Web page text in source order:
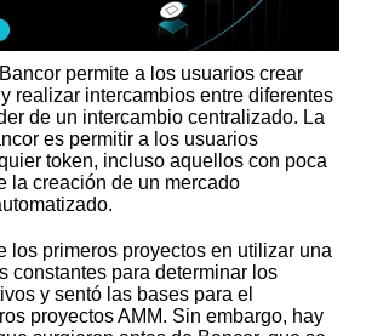
permite a los usuarios crear
realizar intercambios entre diferentes
de un intercambio centralizado. La
es permitir a los usuarios
token, incluso aquellos con poca
la creación de un mercado
los primeros proyectos en utilizar una
constantes para determinar los
y sentó las bases para el
proyectos AMM. Sin embargo, hay